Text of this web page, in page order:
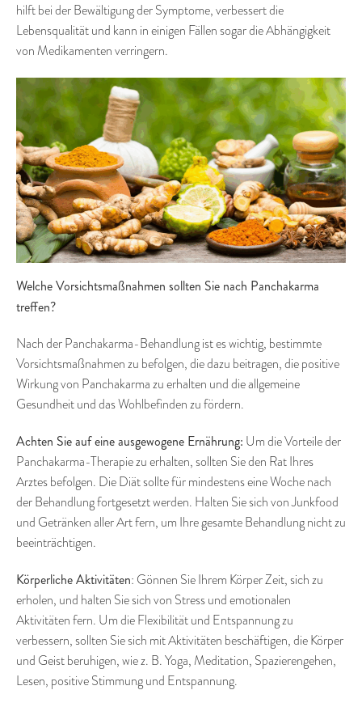
hilft bei der Bewältigung der Symptome, verbessert die
Lebensqualität und kann in einigen Fällen sogar die Abhängigkeit
von Medikamenten verringern.
Welche Vorsichtsmaßnahmen sollten Sie nach Panchakarma
treffen?
Nach der Panchakarma-Behandlung ist es wichtig, bestimmte
Vorsichtsmaßnahmen zu befolgen, die dazu beitragen, die positive
Wirkung von Panchakarma zu erhalten und die allgemeine
Gesundheit und das Wohlbefinden zu fördern.
Achten Sie auf eine ausgewogene Ernährung: Um die Vorteile der
Panchakarma-Therapie zu erhalten, sollten Sie den Rat Ihres
Arztes befolgen. Die Diät sollte für mindestens eine Woche nach
der Behandlung fortgesetzt werden. Halten Sie sich von Junkfood
und Getränken aller Art fern, um Ihre gesamte Behandlung nicht zu
beeinträchtigen.
Körperliche Aktivitäten: Gönnen Sie Ihrem Körper Zeit, sich zu
erholen, und halten Sie sich von Stress und emotionalen
Aktivitäten fern. Um die Flexibilität und Entspannung zu
verbessern, sollten Sie sich mit Aktivitäten beschäftigen, die Körper
und Geist beruhigen, wie z. B. Yoga, Meditation, Spazierengehen,
Lesen, positive Stimmung und Entspannung.